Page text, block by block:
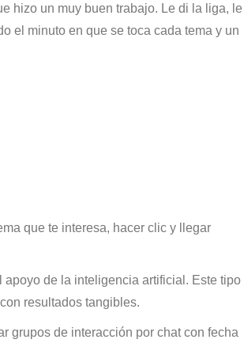
hizo un muy buen trabajo. Le di la liga, le
el minuto en que se toca cada tema y un
que te interesa, hacer clic y llegar
de la inteligencia artificial. Este tipo
resultados tangibles.
grupos de interacción por chat con fecha